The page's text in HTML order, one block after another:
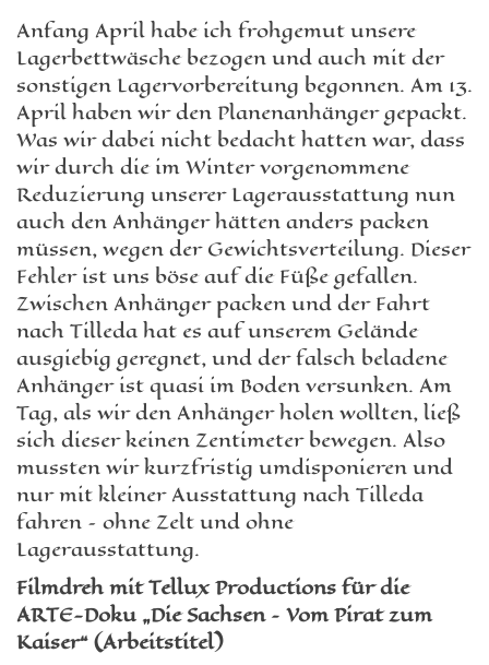
Anfang April habe ich frohgemut unsere
Lagerbettwäsche bezogen und auch mit der
sonstigen Lagervorbereitung begonnen. Am 13.
April haben wir den Planenanhänger gepackt.
Was wir dabei nicht bedacht hatten war, dass
wir durch die im Winter vorgenommene
Reduzierung unserer Lagerausstattung nun
auch den Anhänger hätten anders packen
müssen, wegen der Gewichtsverteilung. Dieser
Fehler ist uns böse auf die Füße gefallen.
Zwischen Anhänger packen und der Fahrt
nach Tilleda hat es auf unserem Gelände
ausgiebig geregnet, und der falsch beladene
Anhänger ist quasi im Boden versunken. Am
Tag, als wir den Anhänger holen wollten, ließ
sich dieser keinen Zentimeter bewegen. Also
mussten wir kurzfristig umdisponieren und
nur mit kleiner Ausstattung nach Tilleda
fahren – ohne Zelt und ohne
Lagerausstattung.
Filmdreh mit Tellux Productions für die
ARTE-Doku „Die Sachsen – Vom Pirat zum
Kaiser“ (Arbeitstitel)